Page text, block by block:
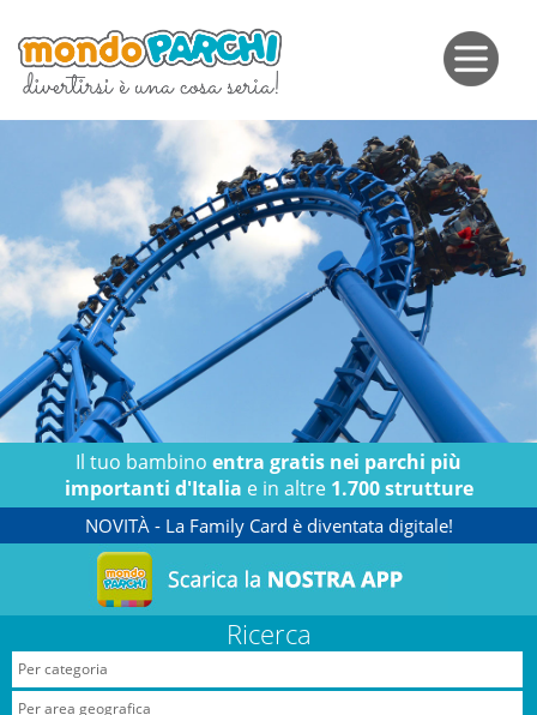
Il tuo bambino entra gratis nei parchi più
importanti d'Italia e in altre 1.700 strutture
NOVITÀ - La Family Card è diventata digitale!
Ricerca